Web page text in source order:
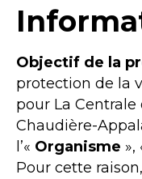
Objectif de la
protection de la
pour La Centrale
Chaudière-
l’« Organisme »,
Pour cette